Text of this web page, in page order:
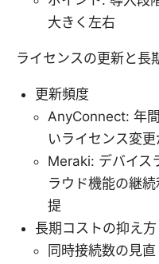
大きく左右
ライセンスの更新と長
更新頻度
AnyConnect: 年
いライセンス変
Meraki: デバイス
ラウド機能の継
提
長期コストの抑え方
同時接続数の見